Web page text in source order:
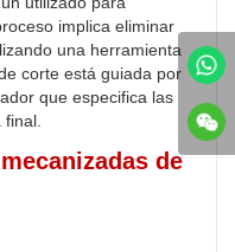
implica eliminar
una herramienta
corte está guiada por
que especifica las
final.
de